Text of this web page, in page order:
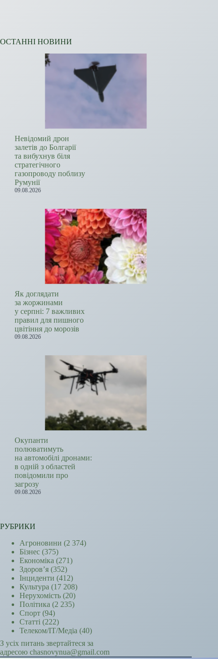
ОСТАННІ НОВИНИ
Невідомий дрон
залетів до Болгарії
та вибухнув біля
стратегічного
газопроводу поблизу
Румунії
09.08.2026
Як доглядати
за жоржинами
у серпні: 7 важливих
правил для пишного
цвітіння до морозів
09.08.2026
Окупанти
полюватимуть
на автомобілі дронами:
в одній з областей
повідомили про
загрозу
09.08.2026
РУБРИКИ
Агроновини (2 374)
Бізнес (375)
Економіка (271)
Здоров’я (352)
Інциденти (412)
Культура (17 208)
Нерухомість (20)
Політика (2 235)
Спорт (94)
Статті (222)
Телеком/ІТ/Медіа (40)
З усіх питань звертайтеся за
адресою chasnovynua@gmail.com